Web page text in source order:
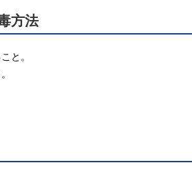
方法
と。